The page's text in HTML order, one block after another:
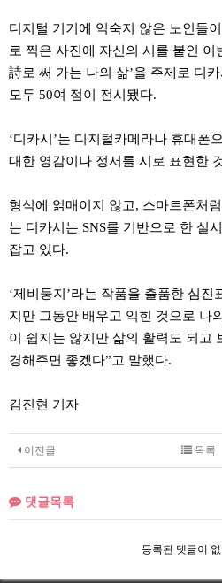
디지털 기기에 익숙지 않은 노인들
로 찍은 사진에 자신의 시를 붙인 이
詩로 써 가는 나의 삶’을 주제로 디
모두 50여 점이 전시됐다.
‘디카시’는 디지털카메라나 휴대폰
대한 영감이나 정서를 시로 표현한
형식에 얽매이지 않고, 스마트폰처
는 디카시는 SNS를 기반으로 한 실
잡고 있다.
‘제비둥지’라는 작품을 출품한 심진
지만 그동안 배우고 익힌 것으로 나
이 쉽지는 않지만 삶의 활력도 되고
경해주면 좋겠다”고 말했다.
김진현 기자
이전글 목록
댓글목록
등록된 댓글이